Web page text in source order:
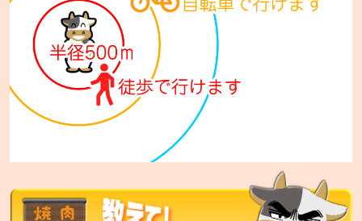
安楽亭 大和店
大和市深見台4−15−1
安楽亭 平塚四之宮店
平塚市四之宮6−4−32
安楽亭 八潮店